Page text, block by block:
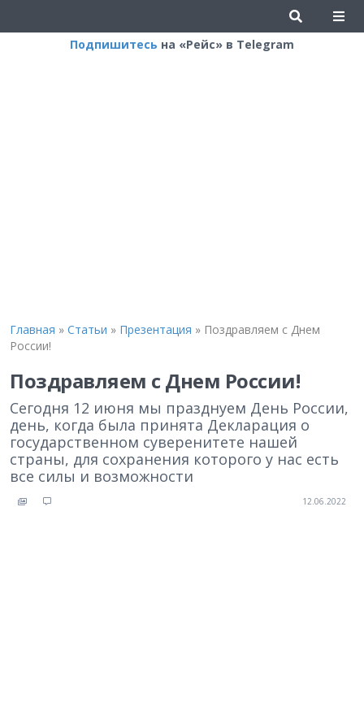
Подпишитесь на «Рейс» в Telegram
Главная » Статьи » Презентация » Поздравляем с Днем
России!
Поздравляем с Днем России!
Сегодня 12 июня мы празднуем День России,
день, когда была принята Декларация о
государственном суверенитете нашей
страны, для сохранения которого у нас есть
все силы и возможности
12.06.2022